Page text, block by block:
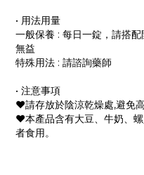
• 用法用量
一般保養 : 每日一錠，請搭
無益
特殊用法 : 請諮詢藥師
• 注意事項
❤︎請存放於陰涼乾燥處,避免高
❤︎本產品含有大豆、牛奶、
者食用。